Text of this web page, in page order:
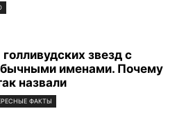
голливудских звезд с
именами. Почему
назвали
ФАКТЫ